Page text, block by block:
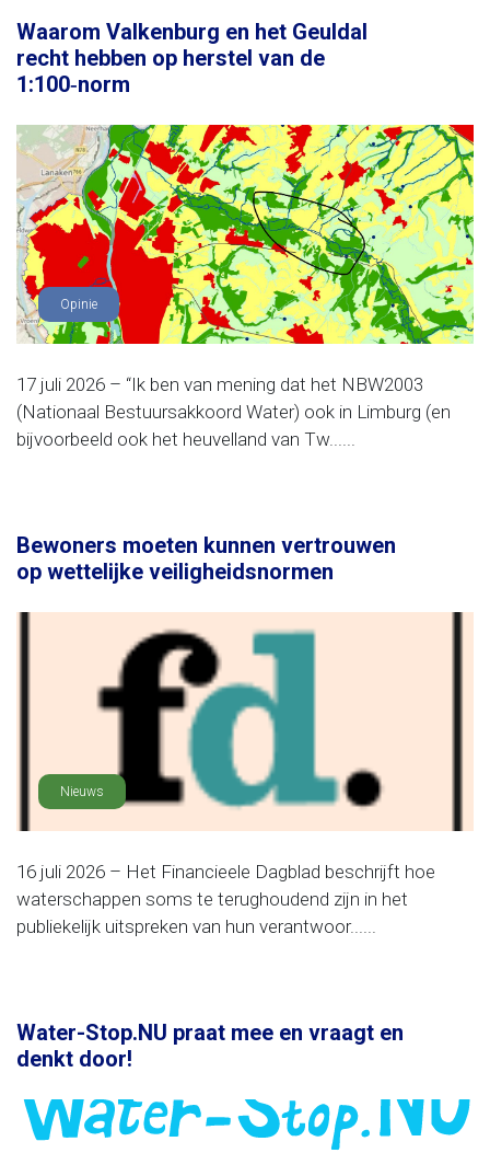
Waarom Valkenburg en het Geuldal
recht hebben op herstel van de
1:100‑norm
Opinie
17 juli 2026 – “Ik ben van mening dat het NBW2003
(Nationaal Bestuursakkoord Water) ook in Limburg (en
bijvoorbeeld ook het heuvelland van Tw......
Bewoners moeten kunnen vertrouwen
op wettelijke veiligheidsnormen
Nieuws
16 juli 2026 – Het Financieele Dagblad beschrijft hoe
waterschappen soms te terughoudend zijn in het
publiekelijk uitspreken van hun verantwoor......
Water-Stop.NU praat mee en vraagt en
denkt door!